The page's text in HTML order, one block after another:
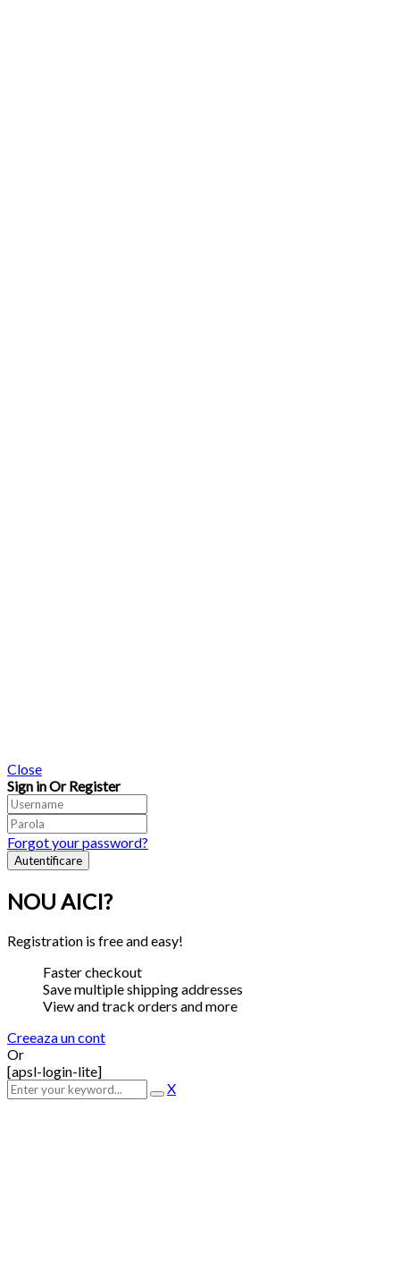
Close
Sign in Or Register
Forgot your password?
NOU AICI?
Registration is free and easy!
Faster checkout
Save multiple shipping addresses
View and track orders and more
Creeaza un cont
Or
[apsl-login-lite]
X